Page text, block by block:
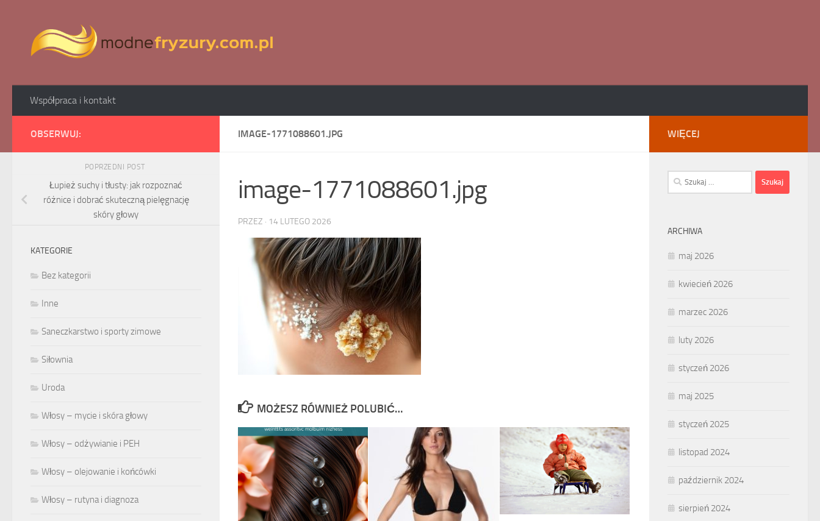
Współpraca i kontakt
IMAGE-1771088601.JPG
image-1771088601.jpg
PRZEZ · 14 LUTEGO 2026
MOŻESZ RÓWNIEŻ POLUBIĆ…
OBSERWUJ:
POPRZEDNI POST
Łupież suchy i tłusty: jak rozpoznać
różnice i dobrać skuteczną pielęgnację
skóry głowy
KATEGORIE
Bez kategorii
Inne
Saneczkarstwo i sporty zimowe
Siłownia
Uroda
Włosy – mycie i skóra głowy
Włosy – odżywianie i PEH
Włosy – olejowanie i końcówki
Włosy – rutyna i diagnoza
WIĘCEJ
Szukaj:
ARCHIWA
maj 2026
kwiecień 2026
marzec 2026
luty 2026
styczeń 2026
maj 2025
styczeń 2025
listopad 2024
październik 2024
sierpień 2024